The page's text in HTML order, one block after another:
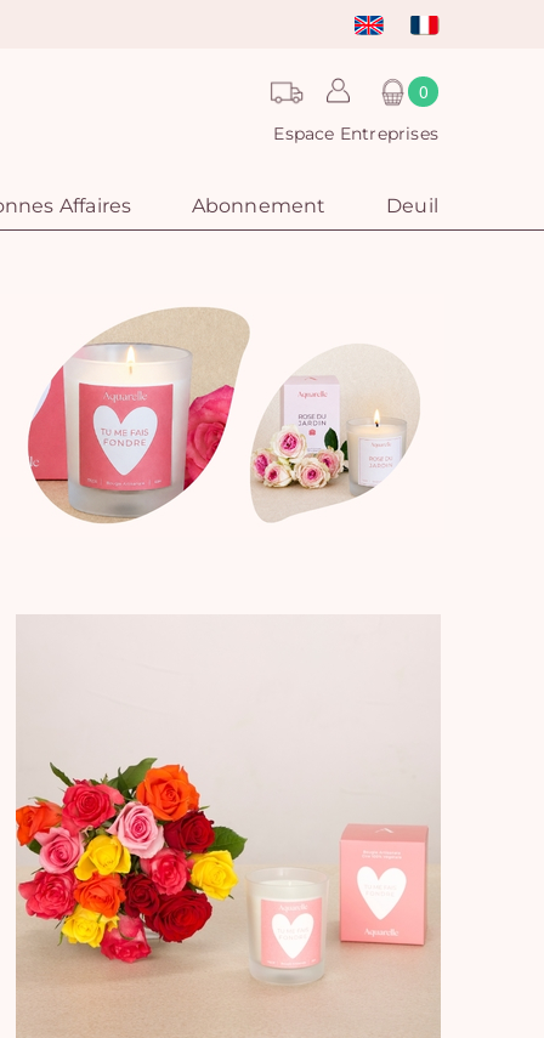
0
Espace Entreprises
Affaires Abonnement Deuil